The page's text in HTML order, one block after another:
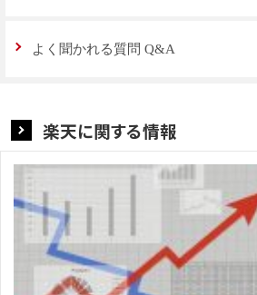
よく聞かれる質問 Q&A
楽天に関する情報